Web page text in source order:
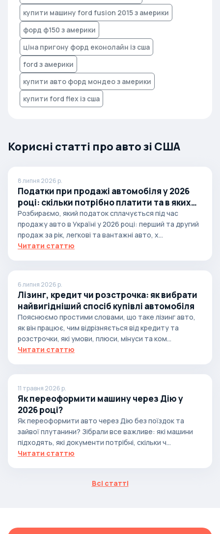
купити машину ford fusion 2015 з америки
форд ф150 з америки
ціна пригону форд еконолайн із сша
ford з америки
купити авто форд мондео з америки
купити ford flex із сша
Корисні статті про авто зі США
8 липня 2026 р.
Податки при продажі автомобіля у 2026
році: скільки потрібно платити та в яких
випадках
Розбираємо, який податок сплачується під час
продажу авто в Україні у 2026 році: перший та другий
продаж за рік, легкові та вантажні авто, х...
Читати статтю
6 липня 2026 р.
Лізинг, кредит чи розстрочка: як вибрати
найвигідніший спосіб купівлі автомобіля
Пояснюємо простими словами, що таке лізинг авто,
як він працює, чим відрізняється від кредиту та
розстрочки, які умови, плюси, мінуси та ком...
Читати статтю
11 травня 2026 р.
Як переоформити машину через Дію у
2026 році?
Як переоформити авто через Дію без поїздок та
зайвої плутанини? Зібрали все важливе: які машини
підходять, які документи потрібні, скільки ч...
Читати статтю
Всі статті